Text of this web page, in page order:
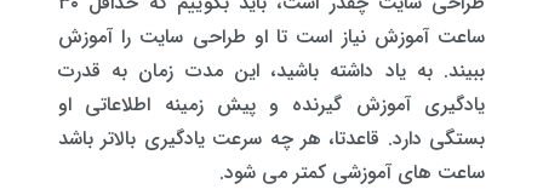
ساعت آموزش نیاز است تا او طراحی سایت را آموزش
ببیند. به یاد داشته باشید، این مدت زمان به قدرت
یادگیری آموزش گیرنده و پیش زمینه اطلاعاتی او
بستگی دارد. قاعدتا، هر چه سرعت یادگیری بالاتر باشد
ساعت های آموزشی کمتر می شود.